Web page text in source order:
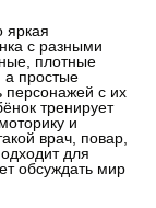
яркая
с разными
плотные
а простые
персонажей с их
тренирует
и
врач, повар,
для
обсуждать мир